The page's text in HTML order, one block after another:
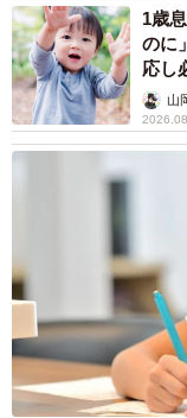
1歳
のに
応し
出し
山